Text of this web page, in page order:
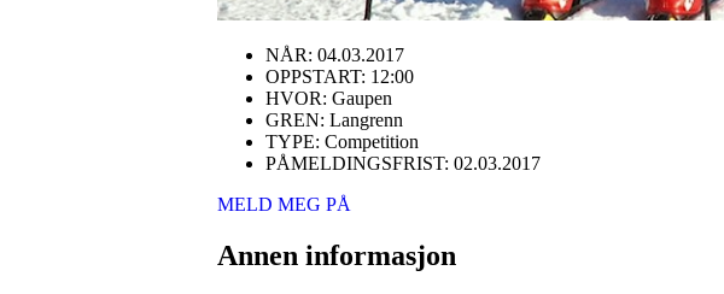
NÅR: 04.03.2017
OPPSTART: 12:00
HVOR: Gaupen
GREN: Langrenn
TYPE: Competition
PÅMELDINGSFRIST: 02.03.2017
MELD MEG PÅ
Annen informasjon